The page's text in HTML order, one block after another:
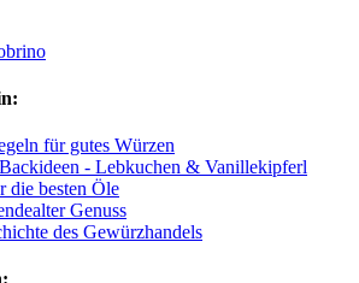
für gutes Würzen
- Lebkuchen & Vanillekipferl
die besten Öle
Genuss
des Gewürzhandels